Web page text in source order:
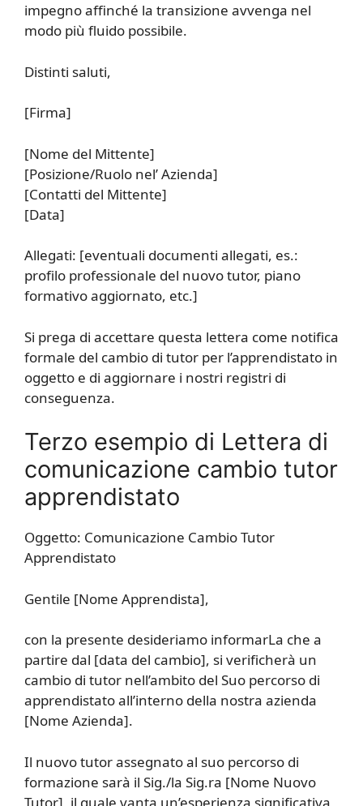
impegno affinché la transizione avvenga nel
modo più fluido possibile.
Distinti saluti,
[Firma]
[Nome del Mittente]
[Posizione/Ruolo nel’ Azienda]
[Contatti del Mittente]
[Data]
Allegati: [eventuali documenti allegati, es.:
profilo professionale del nuovo tutor, piano
formativo aggiornato, etc.]
Si prega di accettare questa lettera come notifica
formale del cambio di tutor per l’apprendistato in
oggetto e di aggiornare i nostri registri di
conseguenza.
Terzo esempio di Lettera di
comunicazione cambio tutor
apprendistato
Oggetto: Comunicazione Cambio Tutor
Apprendistato
Gentile [Nome Apprendista],
con la presente desideriamo informarLa che a
partire dal [data del cambio], si verificherà un
cambio di tutor nell’ambito del Suo percorso di
apprendistato all’interno della nostra azienda
[Nome Azienda].
Il nuovo tutor assegnato al suo percorso di
formazione sarà il Sig./la Sig.ra [Nome Nuovo
Tutor], il quale vanta un’esperienza significativa